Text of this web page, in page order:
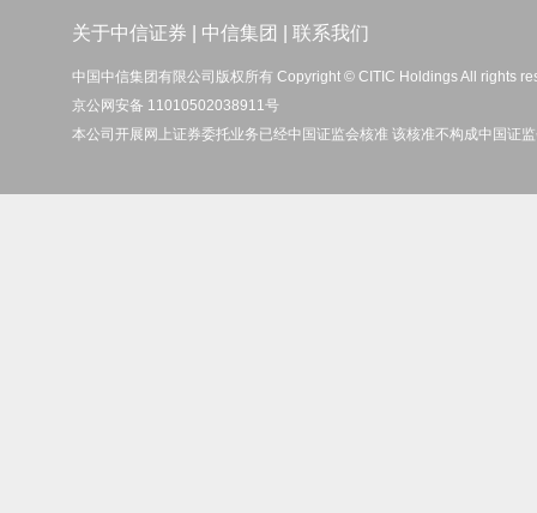
关于中信证券 中信集团 联系我们
中国中信集团有限公司版权所有 Copyright © CITIC Holdings All rights
京公网安备 11010502038911号
本公司开展网上证券委托业务已经中国证监会核准 该核准不构成中国证